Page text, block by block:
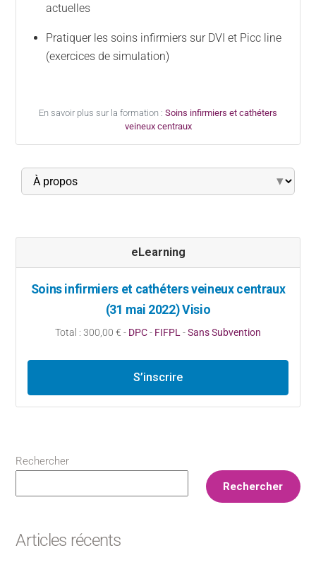
actuelles
Pratiquer les soins infirmiers sur DVI et Picc line
(exercices de simulation)
En savoir plus sur la formation : Soins infirmiers et cathéters
veineux centraux
▾
eLearning
Soins infirmiers et cathéters veineux centraux
(31 mai 2022) Visio
Total : 300,00 € - DPC- FIFPL-Sans Subvention
S’inscrire
Rechercher
Rechercher
Articles récents